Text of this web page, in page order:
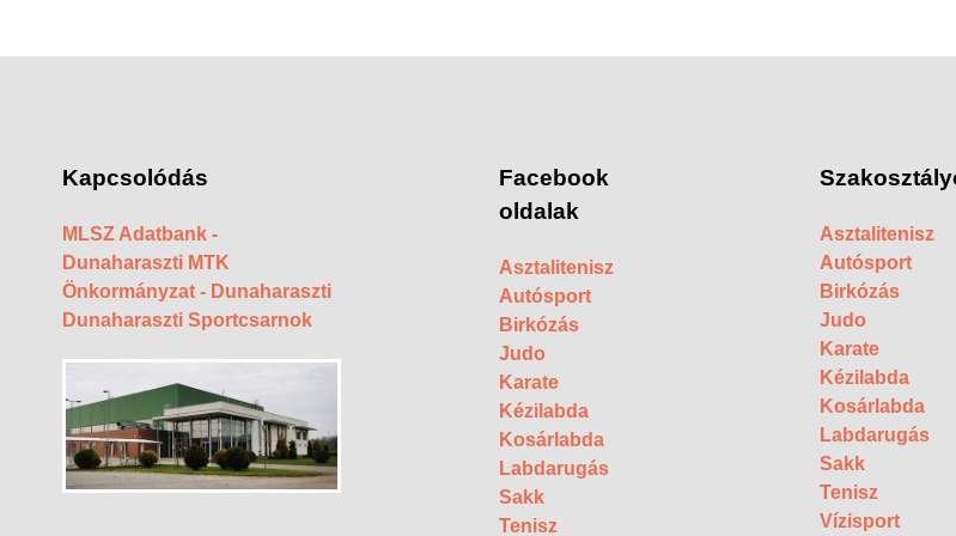
Kapcsolódás
MLSZ Adatbank -
Dunaharaszti MTK
Önkormányzat - Dunaharaszti
Dunaharaszti Sportcsarnok
Facebook
oldalak
Asztalitenisz
Autósport
Birkózás
Judo
Karate
Kézilabda
Kosárlabda
Labdarugás
Sakk
Tenisz
Asztalitenisz
Autósport
Birkózás
Judo
Karate
Kézilabda
Kosárlabda
Labdarugás
Sakk
Tenisz
Vízisport